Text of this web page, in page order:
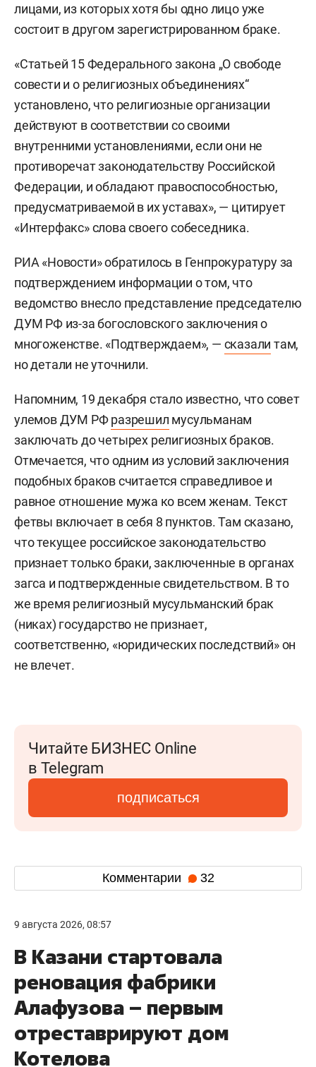
лицами, из которых хотя бы одно лицо уже
состоит в другом зарегистрированном браке.
«Статьей 15 Федерального закона „О свободе
совести и о религиозных объединениях“
установлено, что религиозные организации
действуют в соответствии со своими
внутренними установлениями, если они не
противоречат законодательству Российской
Федерации, и обладают правоспособностью,
предусматриваемой в их уставах», — цитирует
«Интерфакс» слова своего собеседника.
РИА «Новости» обратилось в Генпрокуратуру за
подтверждением информации о том, что
ведомство внесло представление председателю
ДУМ РФ из-за богословского заключения о
многоженстве. «Подтверждаем», — сказали там,
но детали не уточнили.
Напомним, 19 декабря стало известно, что совет
улемов ДУМ РФразрешил мусульманам
заключать до четырех религиозных браков.
Отмечается, что одним из условий заключения
подобных браков считается справедливое и
равное отношение мужа ко всем женам. Текст
фетвы включает в себя 8 пунктов. Там сказано,
что текущее российское законодательство
признает только браки, заключенные в органах
загса и подтвержденные свидетельством. В то
же время религиозный мусульманский брак
(никах) государство не признает,
соответственно, «юридических последствий» он
не влечет.
Читайте БИЗНЕС Online
в Telegram
подписаться
Комментарии 32
9 августа 2026, 08:57
В Казани стартовала
реновация фабрики
Алафузова – первым
отреставрируют дом
Котелова